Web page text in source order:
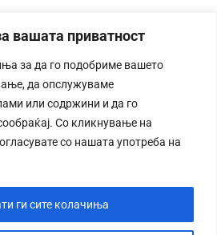
вашата приватност
за да го подобриме вашето
да опслужуваме
или содржини и да го
Со кликнување на
со нашата употреба на
ги сите колачиња